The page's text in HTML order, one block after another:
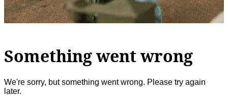
©
2026 Les Deux Inc. All Rights Reserved.
Vilkår og betingelser
Personvernerklæring Cookies
Innstillinger